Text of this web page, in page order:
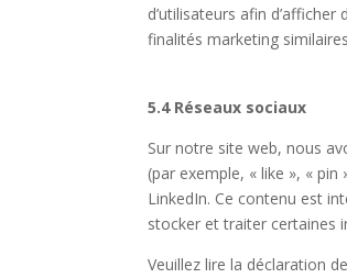
d’utilisateurs afin
finalités marketing
5.4 Réseaux sociaux
Sur notre site web, nous
(par exemple, « like », «
LinkedIn. Ce contenu est
stocker et traiter certaines
Veuillez lire la déclaration